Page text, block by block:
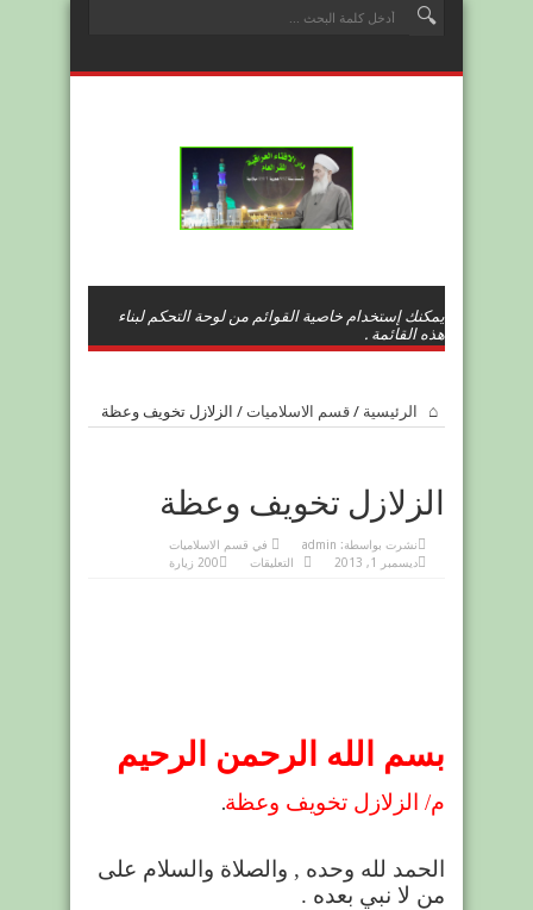
يمكنك إستخدام خاصية القوائم من لوحة التحكم لبناء
هذه القائمة .
الرئيسية / قسم الاسلاميات / الزلازل تخويف وعظة
الزلازل تخويف وعظة
نشرت بواسطة: admin في قسم الاسلاميات
ديسمبر 1, 2013
التعليقات
على 200 زيارة
بسم الله الرحمن الرحيم
م/ الزلازل تخويف وعظة.
الحمد لله وحده , والصلاة والسلام على
من لا نبي بعده .